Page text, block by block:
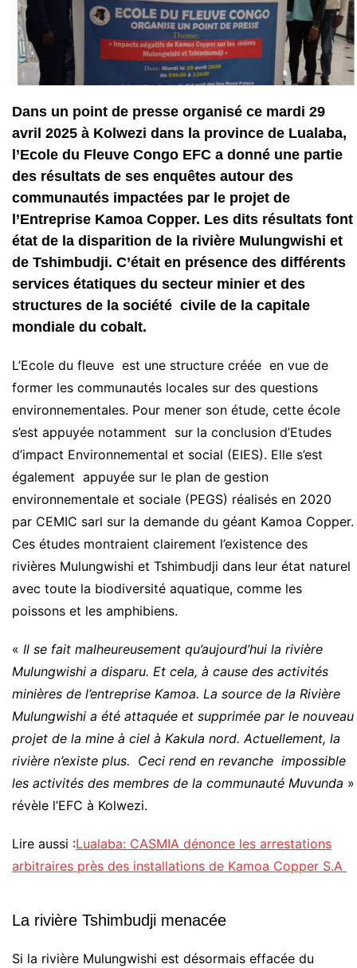
Dans un point de presse organisé ce mardi 29
avril 2025 à Kolwezi dans la province de Lualaba,
l’Ecole du Fleuve Congo EFC a donné une partie
des résultats de ses enquêtes autour des
communautés impactées par le projet de
l’Entreprise Kamoa Copper. Les dits résultats font
état de la disparition de la rivière Mulungwishi et
de Tshimbudji. C’était en présence des différents
services étatiques du secteur minier et des
structures de la société civile de la capitale
mondiale du cobalt.
L’Ecole du fleuve est une structure créée en vue de
former les communautés locales sur des questions
environnementales. Pour mener son étude, cette école
s’est appuyée notamment sur la conclusion d’Etudes
d’impact Environnemental et social (EIES). Elle s’est
également appuyée sur le plan de gestion
environnementale et sociale (PEGS) réalisés en 2020
par CEMIC sarl sur la demande du géant Kamoa Copper.
Ces études montraient clairement l’existence des
rivières Mulungwishi et Tshimbudji dans leur état naturel
avec toute la biodiversité aquatique, comme les
poissons et les amphibiens.
« Il se fait malheureusement qu’aujourd’hui la rivière
Mulungwishi a disparu. Et cela, à cause des activités
minières de l’entreprise Kamoa. La source de la Rivière
Mulungwishi a été attaquée et supprimée par le nouveau
projet de la mine à ciel à Kakula nord. Actuellement, la
rivière n’existe plus. Ceci rend en revanche impossible
les activités des membres de la communauté Muvunda »
révèle l’EFC à Kolwezi.
Lire aussi :Lualaba: CASMIA dénonce les arrestations
arbitraires près des installations de Kamoa Copper S.A
La rivière Tshimbudji menacée
Si la rivière Mulungwishi est désormais effacée du